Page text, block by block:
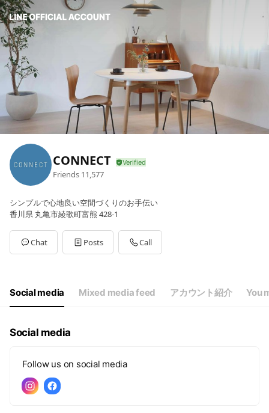
CONNECT
Friends 11,577
シンプルで心地良い空間づくりのお手伝い
香川県 丸亀市綾歌町富熊 428-1
Chat Posts Call
Social media Mixed media feed アカウント紹介 You
Social media
Follow us on social media